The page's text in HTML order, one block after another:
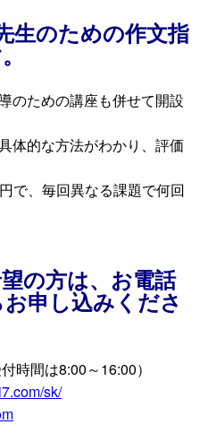
生のための作文指
のための講座も併せて開設
体的な方法がわかり、評価
で、毎回異なる課題で何回
の方は、お電話
申し込みくださ
時間は8:00～16:00）
sk/